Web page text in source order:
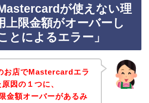
が使えない理
上限金額がオーバーし
とによるエラー」
お店でMastercardエラ
因の１つに、
金額オーバーがあるみ